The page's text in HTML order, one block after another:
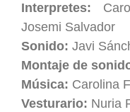
Interpretes:
Josemi Salvador
Sonido: Javi
Montaje de
Música: Carolina
Vesturario: Nuria